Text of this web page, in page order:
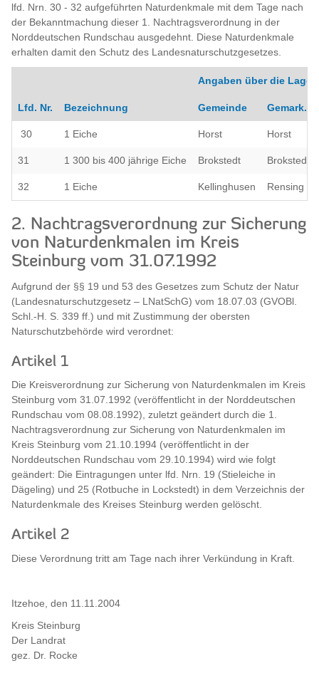
lfd. Nrn. 30 - 32 aufgeführten Naturdenkmale mit dem Tage nach
der Bekanntmachung dieser 1. Nachtragsverordnung in der
Norddeutschen Rundschau ausgedehnt. Diese Naturdenkmale
erhalten damit den Schutz des Landesnaturschutzgesetzes.
Angaben über die Lage
Lfd. Nr. Bezeichnung Gemeinde Gemark.
30 1 Eiche Horst Horst
31 1 300 bis 400 jährige Eiche Brokstedt Brokstedt
32 1 Eiche Kellinghusen Rensing
2. Nachtragsverordnung zur Sicherung
von Naturdenkmalen im Kreis
Steinburg vom 31.07.1992
Aufgrund der §§ 19 und 53 des Gesetzes zum Schutz der Natur
(Landesnaturschutzgesetz – LNatSchG) vom 18.07.03 (GVOBl.
Schl.-H. S. 339 ff.) und mit Zustimmung der obersten
Naturschutzbehörde wird verordnet:
Artikel 1
Die Kreisverordnung zur Sicherung von Naturdenkmalen im Kreis
Steinburg vom 31.07.1992 (veröffentlicht in der Norddeutschen
Rundschau vom 08.08.1992), zuletzt geändert durch die 1.
Nachtragsverordnung zur Sicherung von Naturdenkmalen im
Kreis Steinburg vom 21.10.1994 (veröffentlicht in der
Norddeutschen Rundschau vom 29.10.1994) wird wie folgt
geändert: Die Eintragungen unter lfd. Nrn. 19 (Stieleiche in
Dägeling) und 25 (Rotbuche in Lockstedt) in dem Verzeichnis der
Naturdenkmale des Kreises Steinburg werden gelöscht.
Artikel 2
Diese Verordnung tritt am Tage nach ihrer Verkündung in Kraft.
Itzehoe, den 11.11.2004
Kreis Steinburg
Der Landrat
gez. Dr. Rocke